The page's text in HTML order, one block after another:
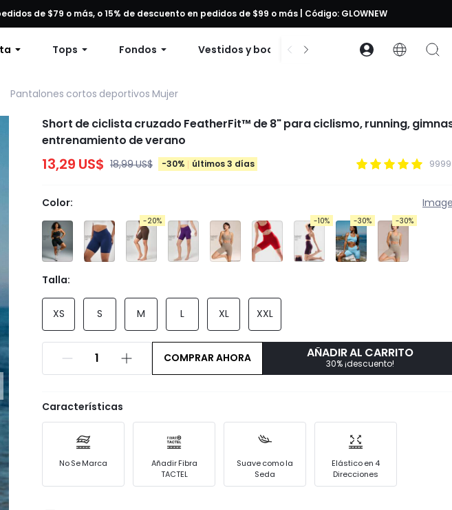
de $79 o más, o 15% de descuento en pedidos de $99 o más | Código: GLOWNEW
superiores a 49 dólares.
Tops Fondos Vestidos y bodies Accesorios
Pantalones cortos deportivos Mujer
Short de ciclista cruzado FeatherFit™ de 8" para ciclismo, running,
entrenamiento de verano
13,29 US$ 18,99 US$ -30% últimos 3 días
Color:
-20% -10% -30% -30%
Talla:
XS S M L XL XXL
COMPRAR AHORA AÑADIR AL CARRITO
30% ¡descuento!
Características
No Se Marca
Añadir Fibra
TACTEL
Suave como la
Seda
Elástico en 4
Direcciones